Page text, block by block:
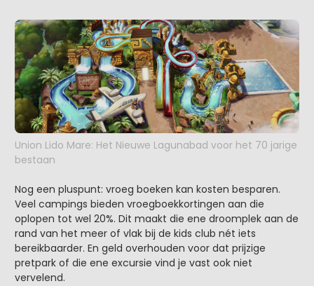
Union Lido Mare: Het Nieuwe Lagunabad voor het 70 jarige
bestaan
Nog een pluspunt: vroeg boeken kan kosten besparen.
Veel campings bieden vroegboekkortingen aan die
oplopen tot wel 20%. Dit maakt die ene droomplek aan de
rand van het meer of vlak bij de kids club nét iets
bereikbaarder. En geld overhouden voor dat prijzige
pretpark of die ene excursie vind je vast ook niet
vervelend.